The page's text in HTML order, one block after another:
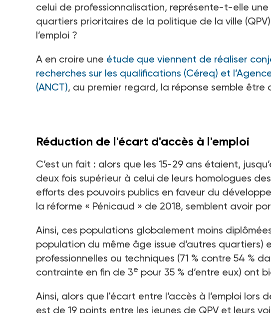
celui de professionnalisation, représente-t-elle
quartiers prioritaires de la politique de la ville
l’emploi ?
A en croire une étude que viennent de réaliser
recherches sur les qualifications (Céreq) et
(ANCT), au premier regard, la réponse semble être
Réduction de l'écart d'accès à l'emploi
C’est un fait : alors que les 15-29 ans étaient,
deux fois supérieur à celui de leurs homologues
efforts des pouvoirs publics en faveur du
la réforme « Pénicaud » de 2018, semblent avoir
Ainsi, ces populations globalement moins
population du même âge issue d’autres quartiers)
professionnelles ou techniques (71 % contre 54 %
contrainte en fin de 3e pour 35 % d’entre eux) ont
Ainsi, alors que l'écart entre l’accès à l’emploi lors
est de 19 points entre les jeunes de QPV et leurs